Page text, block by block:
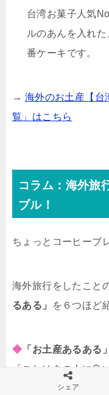
台湾お菓子人気
ルのあんを入れ
番ケーキです。
→ 海外のお土産【台
覧」はこちら
コラム：海外旅
ブル！
ちょっとコーヒーブ
海外旅行をしたこと
るある」
を６つほど
◆ 「お土産あるある
「これはあの人に良
「あの人にアレだっ
シェア